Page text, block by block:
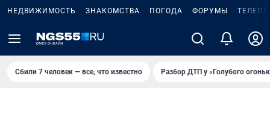
НЕДВИЖИМОСТЬ ЗНАКОМСТВА ПОГОДА ФОРУМЫ
Сбили 7 человек — все, что известно Разбор ДТП у «Голубого